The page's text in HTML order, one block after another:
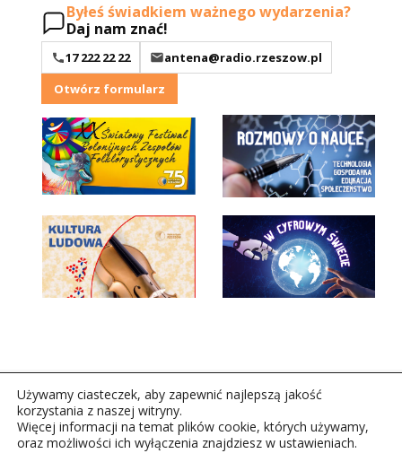
Byłeś świadkiem ważnego wydarzenia?
Daj nam znać!
17 222 22 22
antena@radio.rzeszow.pl
Otwórz formularz
Copyright © 2026Polskie Radio Rzeszów S.A. w likwidacj.
Używamy ciasteczek, aby zapewnić najlepszą jakość
korzystania z naszej witryny.
Więcej informacji na temat plików cookie, których używamy,
oraz możliwości ich wyłączenia znajdziesz w ustawieniach.